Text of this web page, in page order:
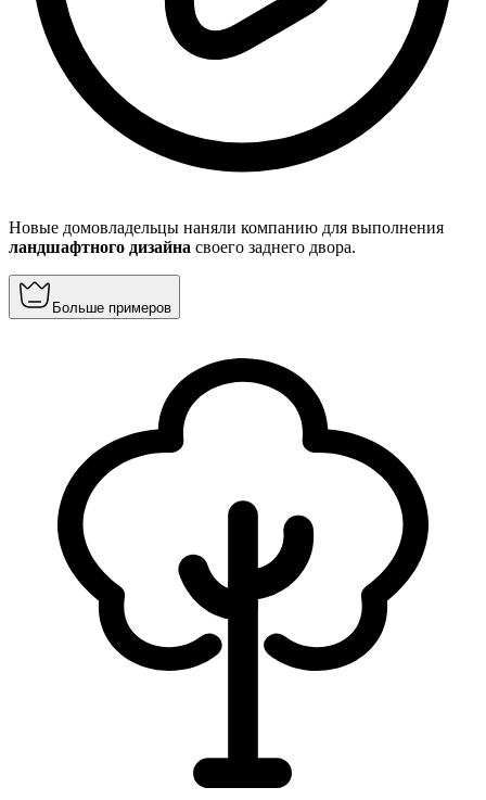
Новые домовладельцы наняли компанию для выполнения
ландшафтного дизайна своего заднего двора.
Больше примеров